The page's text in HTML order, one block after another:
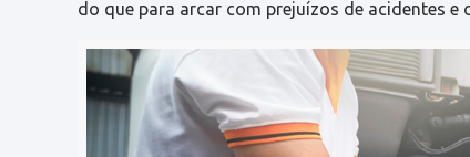
do que para arcar com prejuízos de acidentes e